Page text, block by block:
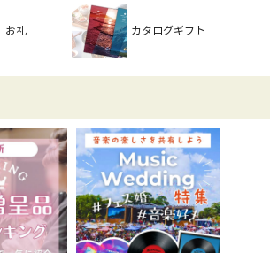
お礼 カタログギフト